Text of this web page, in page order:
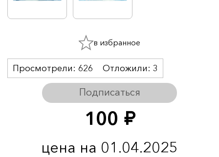
100 руб.
цена на 01.04.2025
Подписаться
Просмотрели: 626 Отложили: 3
в избранное